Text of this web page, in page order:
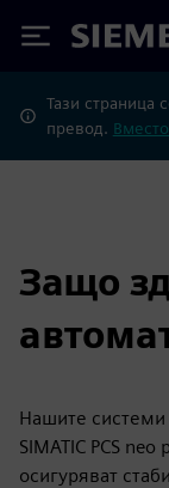
Siemens
Тази страница
превод.
Защо
Нашите системи
SIMATIC PCS
осигуряват